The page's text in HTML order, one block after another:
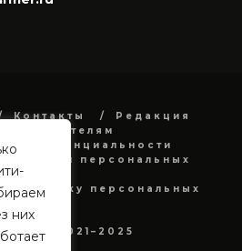
них
Контакты
Редакция
конфиденциальности
персональных
данных
персональных
данных
2021–2025